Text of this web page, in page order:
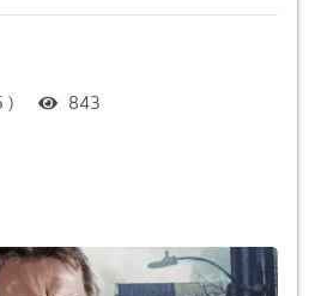
) 843